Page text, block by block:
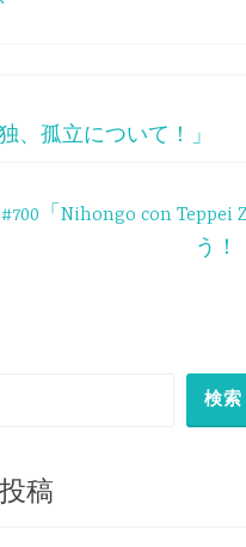
、孤立について！」
#700「Nihongo con Teppei
う！
検索
稿